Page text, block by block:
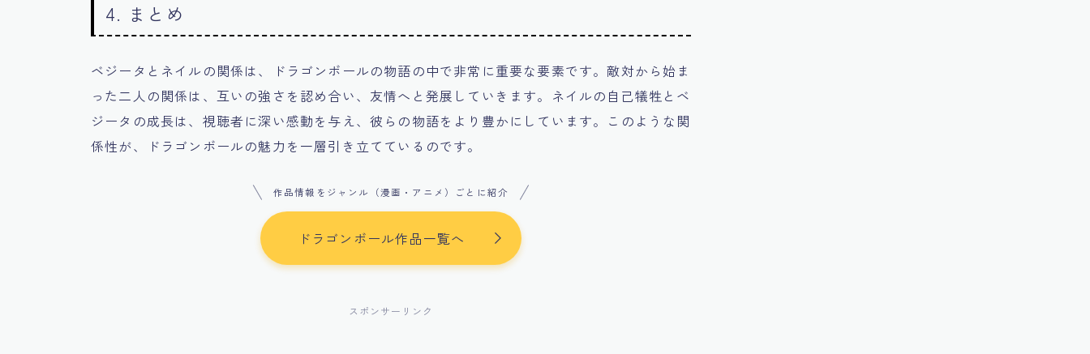
4. まとめ
ベジータとネイルの関係は、ドラゴンボールの物語の中で非常に重要な要素です。敵対から始ま
った二人の関係は、互いの強さを認め合い、友情へと発展していきます。ネイルの自己犠牲とベ
ジータの成長は、視聴者に深い感動を与え、彼らの物語をより豊かにしています。このような関
係性が、ドラゴンボールの魅力を一層引き立てているのです。
作品情報をジャンル（漫画・アニメ）ごとに紹介
ドラゴンボール作品一覧へ
スポンサーリンク